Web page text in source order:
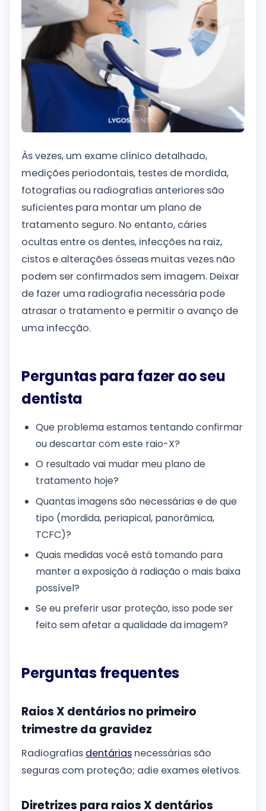
Às vezes, um exame clínico detalhado,
medições periodontais, testes de mordida,
fotografias ou radiografias anteriores são
suficientes para montar um plano de
tratamento seguro. No entanto, cáries
ocultas entre os dentes, infecções na raiz,
cistos e alterações ósseas muitas vezes não
podem ser confirmados sem imagem. Deixar
de fazer uma radiografia necessária pode
atrasar o tratamento e permitir o avanço de
uma infecção.
Perguntas para fazer ao seu
dentista
Que problema estamos tentando confirmar
ou descartar com este raio-X?
O resultado vai mudar meu plano de
tratamento hoje?
Quantas imagens são necessárias e de que
tipo (mordida, periapical, panorâmica,
TCFC)?
Quais medidas você está tomando para
manter a exposição à radiação o mais baixa
possível?
Se eu preferir usar proteção, isso pode ser
feito sem afetar a qualidade da imagem?
Perguntas frequentes
Raios X dentários no primeiro
trimestre da gravidez
Radiografias dentárias necessárias são
seguras com proteção; adie exames eletivos.
Diretrizes para raios X dentários